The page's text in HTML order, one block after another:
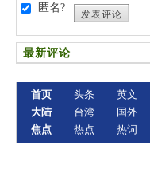
匿名?
发表评论
最新评论
首页
大陆
焦点
头条
台湾
热点
英文
国外
热词